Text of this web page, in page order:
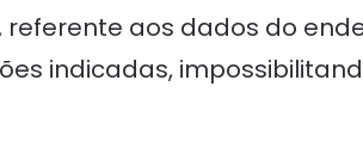
referente aos dados do
indicadas,